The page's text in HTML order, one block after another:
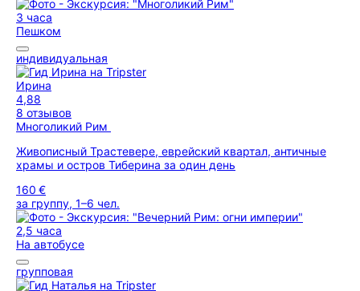
3 часа
Пешком
индивидуальная
Ирина
4,88
8 отзывов
Многоликий Рим
Живописный Трастевере, еврейский квартал, античные
храмы и остров Тиберина за один день
160 €
за группу, 1–6 чел.
2,5 часа
На автобусе
групповая